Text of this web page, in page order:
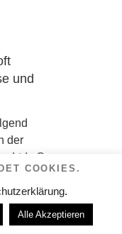
und
der
Ltd., One
Dublin
Die
COOKIES.
.
Alle Akzeptieren